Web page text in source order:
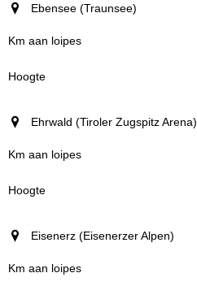
Ebensee (Traunsee)
Ehrwald (Tiroler Zugspitz Arena)
Eisenerz (Eisenerzer Alpen)